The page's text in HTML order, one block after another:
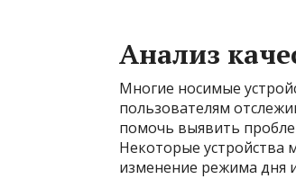
Анализ
Многие носимые
пользователям
помочь выявить
Некоторые устройства
изменение режима дня